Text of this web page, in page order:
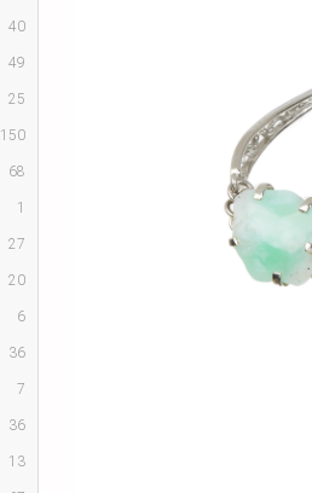
40
49
25
150
68
1
27
20
6
36
7
36
13